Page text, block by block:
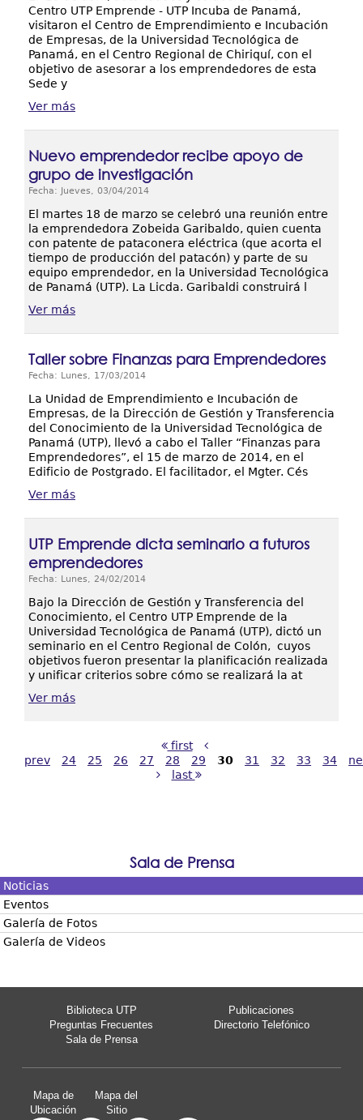
Centro UTP Emprende - UTP Incuba de Panamá,
visitaron el Centro de Emprendimiento e Incubación
de Empresas, de la Universidad Tecnológica de
Panamá, en el Centro Regional de Chiriquí, con el
objetivo de asesorar a los emprendedores de esta
Sede y
Ver más
Nuevo emprendedor recibe apoyo de
grupo de investigación
Fecha: Jueves, 03/04/2014
El martes 18 de marzo se celebró una reunión entre
la emprendedora Zobeida Garibaldo, quien cuenta
con patente de pataconera eléctrica (que acorta el
tiempo de producción del patacón) y parte de su
equipo emprendedor, en la Universidad Tecnológica
de Panamá (UTP). La Licda. Garibaldi construirá l
Ver más
Taller sobre Finanzas para Emprendedores
Fecha: Lunes, 17/03/2014
La Unidad de Emprendimiento e Incubación de
Empresas, de la Dirección de Gestión y Transferencia
del Conocimiento de la Universidad Tecnológica de
Panamá (UTP), llevó a cabo el Taller “Finanzas para
Emprendedores”, el 15 de marzo de 2014, en el
Edificio de Postgrado. El facilitador, el Mgter. Cés
Ver más
UTP Emprende dicta seminario a futuros
emprendedores
Fecha: Lunes, 24/02/2014
Bajo la Dirección de Gestión y Transferencia del
Conocimiento, el Centro UTP Emprende de la
Universidad Tecnológica de Panamá (UTP), dictó un
seminario en el Centro Regional de Colón, cuyos
objetivos fueron presentar la planificación realizada
y unificar criterios sobre cómo se realizará la at
Ver más
first
prev
24 25 26 27 28 29 30 31 32 33 34
last
Sala de Prensa
Noticias
Eventos
Galería de Fotos
Galería de Videos
Biblioteca UTP
Publicaciones
Preguntas Frecuentes
Directorio Telefónico
Sala de Prensa
Mapa de
Ubicación
Mapa del
Sitio